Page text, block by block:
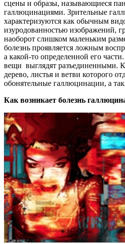
сцены и образы, называющиеся
галлюцинациями. Зрительные
характеризуются как обычным
изуродованностью изображений,
наоборот слишком маленьким
болезнь проявляется ложным
а какой-то определенной его
вещи выглядят разъединенными.
дерево, листья и ветви которого
обонятельные галлюцинации, а
Как возникает болезнь